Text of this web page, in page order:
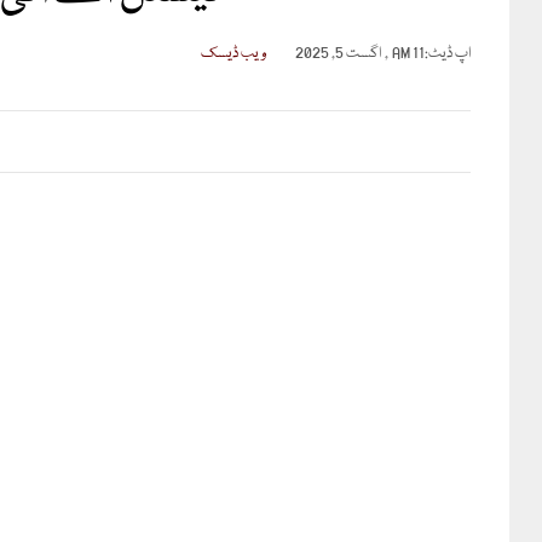
اپ ڈیٹ:11 AM , اگست 5, 2025 ویب ڈیسک